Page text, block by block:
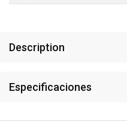
Description
Especificaciones